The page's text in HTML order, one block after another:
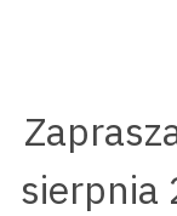
sierpnia